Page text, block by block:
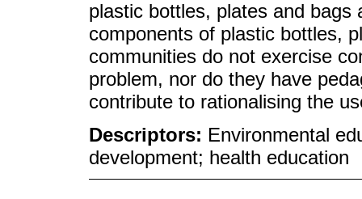
plastic bottles, plates and
components of plastic bottles,
communities do not exercise
problem, nor do they have
contribute to rationalising the
Descriptors: Environmental
development; health education